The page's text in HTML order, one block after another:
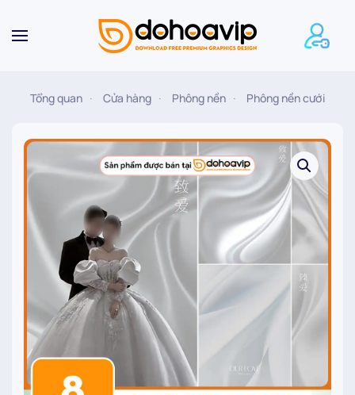
Skip to main content
Tổng quan Cửa hàng Phông nền Phông nền cưới